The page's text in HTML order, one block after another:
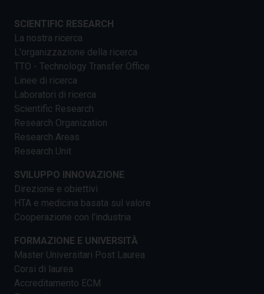
SCIENTIFIC RESEARCH
La nostra ricerca
L'organizzazione della ricerca
TTO - Technology Transfer Office
Linee di ricerca
Laboratori di ricerca
Scientific Research
Research Organization
Research Areas
Research Unit
SVILUPPO INNOVAZIONE
Direzione e obiettivi
HTA e medicina basata sul valore
Cooperazione con l'industria
FORMAZIONE E UNIVERSITÀ
Master Universitari Post Laurea
Corsi di laurea
Accreditamento ECM